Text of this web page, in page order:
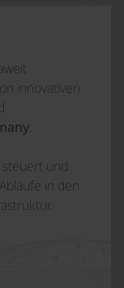
innovativen
.
und
in den